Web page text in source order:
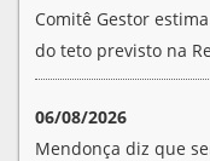
Comitê Gestor
do teto previsto na
06/08/2026
Mendonça diz que